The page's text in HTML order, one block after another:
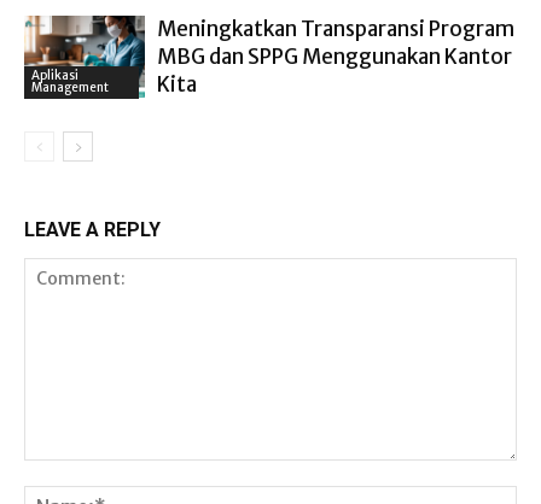
Aplikasi
Management
Meningkatkan Transparansi Program
MBG dan SPPG Menggunakan Kantor
Kita
LEAVE A REPLY